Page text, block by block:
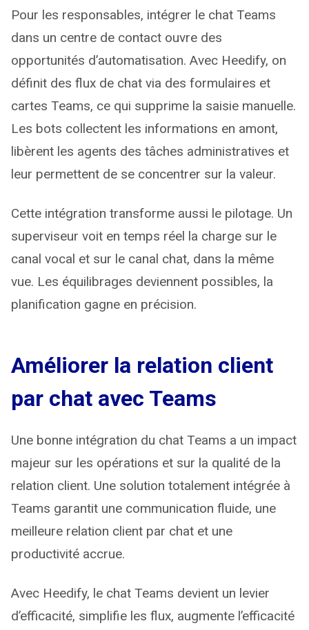
Pour les responsables, intégrer le chat Teams
dans un centre de contact ouvre des
opportunités d’automatisation. Avec Heedify, on
définit des flux de chat via des formulaires et
cartes Teams, ce qui supprime la saisie manuelle.
Les bots collectent les informations en amont,
libèrent les agents des tâches administratives et
leur permettent de se concentrer sur la valeur.
Cette intégration transforme aussi le pilotage. Un
superviseur voit en temps réel la charge sur le
canal vocal et sur le canal chat, dans la même
vue. Les équilibrages deviennent possibles, la
planification gagne en précision.
Améliorer la relation client
par chat avec Teams
Une bonne intégration du chat Teams a un impact
majeur sur les opérations et sur la qualité de la
relation client. Une solution totalement intégrée à
Teams garantit une communication fluide, une
meilleure relation client par chat et une
productivité accrue.
Avec Heedify, le chat Teams devient un levier
d’efficacité, simplifie les flux, augmente l’efficacité